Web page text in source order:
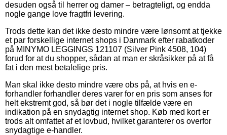
desuden også til herrer og damer – betragteligt, og endda
nogle gange love fragtfri levering.
Trods dette kan det ikke desto mindre være lønsomt at tjekke
et par forskellige internet shops i Danmark efter rabatkoder
på MINYMO LEGGINGS 121107 (Silver Pink 4508, 104)
forud for at du shopper, sådan at man er skråsikker på at få
fat i den mest betalelige pris.
Man skal ikke desto mindre være obs på, at hvis en e-
forhandler forhandler deres varer for en pris som anses for
helt ekstremt god, så bør det i nogle tilfælde være en
indikation på en snydagtig internet shop. Køb med kort er
trods alt omfattet af et lovbud, hvilket garanterer os overfor
snydagtige e-handler.